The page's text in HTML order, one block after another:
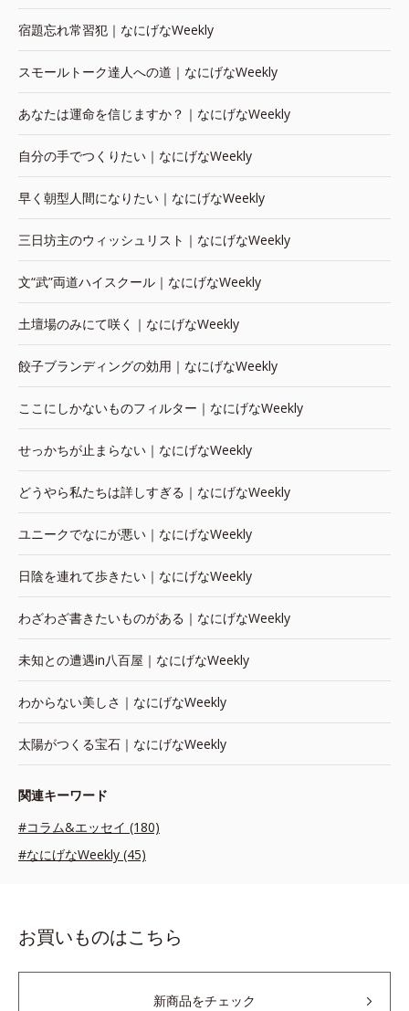
宿題忘れ常習犯｜なにげなWeekly
スモールトーク達人への道｜なにげなWeekly
あなたは運命を信じますか？｜なにげなWeekly
自分の手でつくりたい｜なにげなWeekly
早く朝型人間になりたい｜なにげなWeekly
三日坊主のウィッシュリスト｜なにげなWeekly
文“武”両道ハイスクール｜なにげなWeekly
土壇場のみにて咲く｜なにげなWeekly
餃子ブランディングの効用｜なにげなWeekly
ここにしかないものフィルター｜なにげなWeekly
せっかちが止まらない｜なにげなWeekly
どうやら私たちは詳しすぎる｜なにげなWeekly
ユニークでなにが悪い｜なにげなWeekly
日陰を連れて歩きたい｜なにげなWeekly
わざわざ書きたいものがある｜なにげなWeekly
未知との遭遇in八百屋｜なにげなWeekly
わからない美しさ｜なにげなWeekly
太陽がつくる宝石｜なにげなWeekly
関連キーワード
#コラム&エッセイ (180)
#なにげなWeekly (45)
お買いものはこちら
新商品をチェック